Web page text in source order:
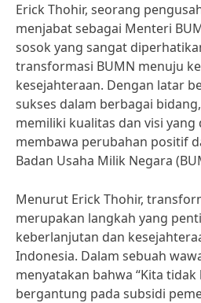
Erick Thohir, seorang
menjabat sebagai Menteri
sosok yang sangat
transformasi BUMN menuju
kesejahteraan. Dengan latar
sukses dalam berbagai
memiliki kualitas dan visi
membawa perubahan positif
Badan Usaha Milik Negara
Menurut Erick Thohir,
merupakan langkah yang
keberlanjutan dan
Indonesia. Dalam sebuah
menyatakan bahwa “Kita
bergantung pada subsidi